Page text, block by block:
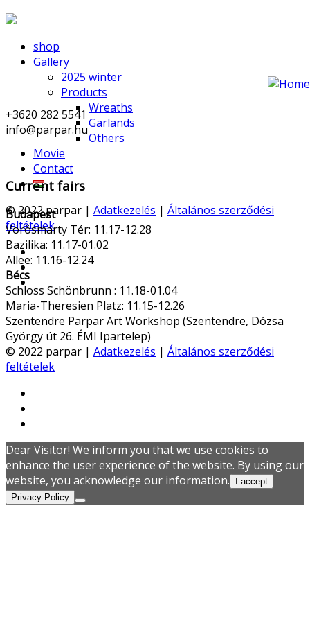
shop
Gallery
2025 winter
Products
Wreaths
Garlands
Others
Movie
Contact
© 2022 parpar | Adatkezelés | Általános szerződési
feltételek
+3620 282 5541
info@parpar.hu
Current fairs
Budapest
Vörösmarty Tér: 11.17-12.28
Bazilika: 11.17-01.02
Allee: 11.16-12.24
Bécs
Schloss Schönbrunn : 11.18-01.04
Maria-Theresien Platz: 11.15-12.26
Szentendre Parpar Art Workshop (Szentendre, Dózsa
György út 26. ÉMI Ipartelep)
© 2022 parpar | Adatkezelés | Általános szerződési
feltételek
Dear Visitor! We inform you that we use cookies to
enhance the user experience of the website. By using our
website, you acknowledge our information.
I accept
Privacy Policy